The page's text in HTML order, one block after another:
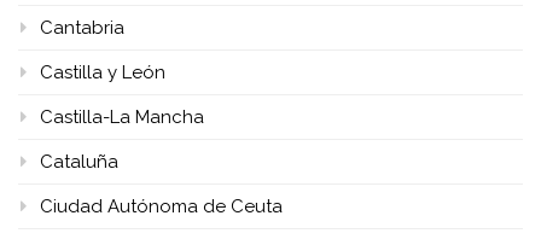
Cantabria
Castilla y León
Castilla-La Mancha
Cataluña
Ciudad Autónoma de Ceuta